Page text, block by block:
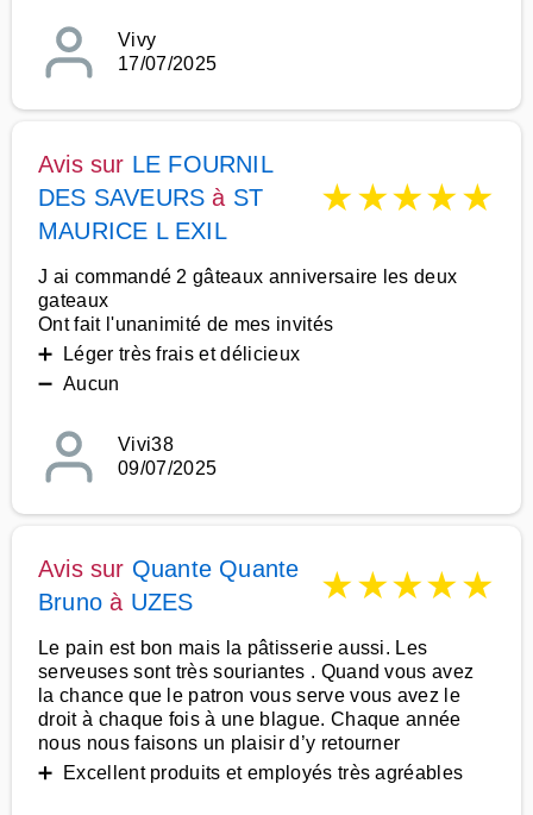
Vivy
17/07/2025
Avis sur LE FOURNIL
DES SAVEURS à ST
MAURICE L EXIL
★★★★★
J ai commandé 2 gâteaux anniversaire les deux
gateaux
Ont fait l'unanimité de mes invités
➕ Léger très frais et délicieux
➖ Aucun
Vivi38
09/07/2025
Avis sur Quante Quante
Bruno à UZES ★★★★★
Le pain est bon mais la pâtisserie aussi. Les
serveuses sont très souriantes . Quand vous avez
la chance que le patron vous serve vous avez le
droit à chaque fois à une blague. Chaque année
nous nous faisons un plaisir d’y retourner
➕ Excellent produits et employés très agréables